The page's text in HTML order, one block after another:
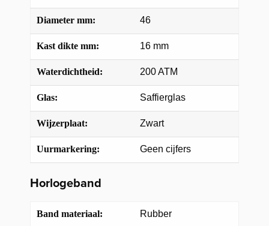
Diameter mm: 46
Kast dikte mm: 16 mm
Waterdichtheid: 200 ATM
Glas: Saffierglas
Wijzerplaat: Zwart
Uurmarkering: Geen cijfers
Horlogeband
Band materiaal: Rubber